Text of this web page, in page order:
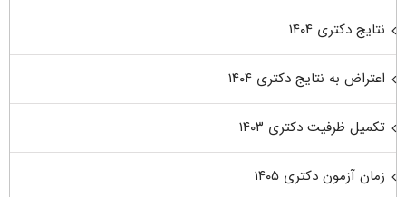
نتایج دکتری ۱۴۰۴
اعتراض به نتایج دکتری ۱۴۰۴
تکمیل ظرفیت دکتری ۱۴۰۳
زمان آزمون دکتری ۱۴۰۵